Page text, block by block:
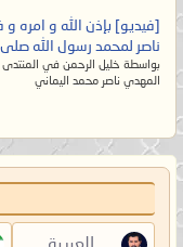
[فيديو] بإذن الله و امره
ناصر لمحمد رسول الله صلى
بواسطة خليل الرحمن في المنتدى
المهدي ناصر محمد اليماني